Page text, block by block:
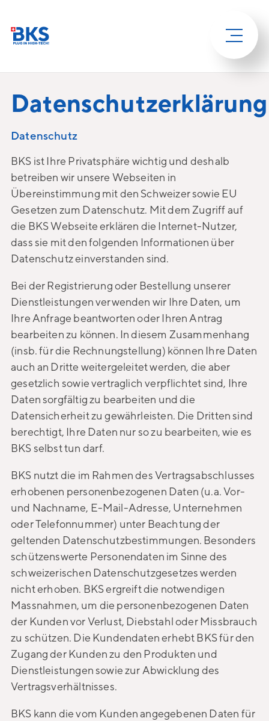
Datenschutzerklärung
Datenschutz
BKS ist Ihre Privatsphäre wichtig und deshalb
betreiben wir unsere Webseiten in
Übereinstimmung mit den Schweizer sowie EU
Gesetzen zum Datenschutz. Mit dem Zugriff auf
die BKS Webseite erklären die Internet-Nutzer,
dass sie mit den folgenden Informationen über
Datenschutz einverstanden sind.
Bei der Registrierung oder Bestellung unserer
Dienstleistungen verwenden wir Ihre Daten, um
Ihre Anfrage beantworten oder Ihren Antrag
bearbeiten zu können. In diesem Zusammenhang
(insb. für die Rechnungstellung) können Ihre Daten
auch an Dritte weitergeleitet werden, die aber
gesetzlich sowie vertraglich verpflichtet sind, Ihre
Daten sorgfältig zu bearbeiten und die
Datensicherheit zu gewährleisten. Die Dritten sind
berechtigt, Ihre Daten nur so zu bearbeiten, wie es
BKS selbst tun darf.
BKS nutzt die im Rahmen des Vertragsabschlusses
erhobenen personenbezogenen Daten (u.a. Vor-
und Nachname, E-Mail-Adresse, Unternehmen
oder Telefonnummer) unter Beachtung der
geltenden Datenschutzbestimmungen. Besonders
schützenswerte Personendaten im Sinne des
schweizerischen Datenschutzgesetzes werden
nicht erhoben. BKS ergreift die notwendigen
Massnahmen, um die personenbezogenen Daten
der Kunden vor Verlust, Diebstahl oder Missbrauch
zu schützen. Die Kundendaten erhebt BKS für den
Zugang der Kunden zu den Produkten und
Dienstleistungen sowie zur Abwicklung des
Vertragsverhältnisses.
BKS kann die vom Kunden angegebenen Daten für